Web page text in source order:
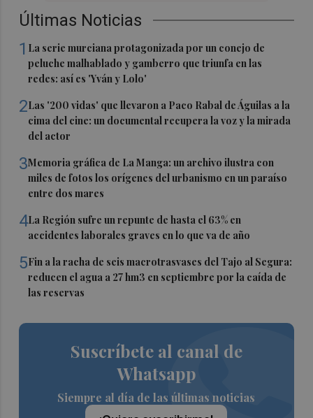
Últimas Noticias
1 La serie murciana protagonizada por un conejo de
peluche malhablado y gamberro que triunfa en las
redes: así es 'Yván y Lolo'
2Las '200 vidas' que llevaron a Paco Rabal de Águilas a la
cima del cine: un documental recupera la voz y la mirada
del actor
3Memoria gráfica de La Manga: un archivo ilustra con
miles de fotos los orígenes del urbanismo en un paraíso
entre dos mares
4La Región sufre un repunte de hasta el 63% en
accidentes laborales graves en lo que va de año
5Fin a la racha de seis macrotrasvases del Tajo al Segura:
reducen el agua a 27 hm3 en septiembre por la caída de
las reservas
Suscríbete al canal de
Whatsapp
Siempre al día de las últimas noticias